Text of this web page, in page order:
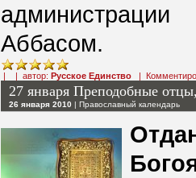
Аббасом.
| | автор: Русское Единство |
27 января Преподобные
26 января 2010 | Православный календарь